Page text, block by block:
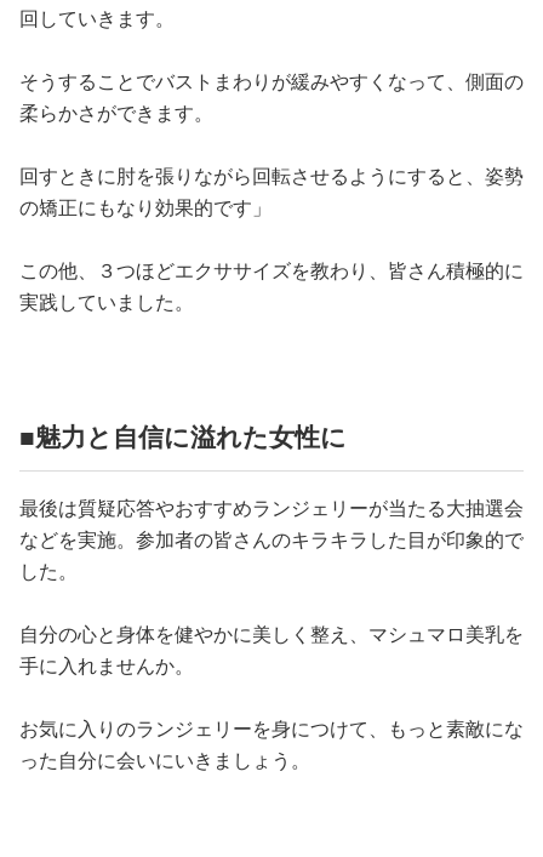
回していきます。
そうすることでバストまわりが緩みやすくなって、側面の
柔らかさができます。
回すときに肘を張りながら回転させるようにすると、姿勢
の矯正にもなり効果的です」
この他、３つほどエクササイズを教わり、皆さん積極的に
実践していました。
■魅力と自信に溢れた女性に
最後は質疑応答やおすすめランジェリーが当たる大抽選会
などを実施。参加者の皆さんのキラキラした目が印象的で
した。
自分の心と身体を健やかに美しく整え、マシュマロ美乳を
手に入れませんか。
お気に入りのランジェリーを身につけて、もっと素敵にな
った自分に会いにいきましょう。